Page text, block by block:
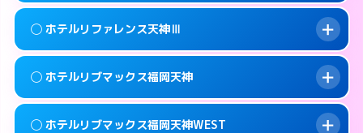
info このホテルの詳細ページを見る →
info このホテルの詳細ページを見る →
案内方法:
カードキーにつきホテルの入り口で
待ち合わせ。
info このホテルの詳細ページを見る →
案内方法: 女性が直接お部屋まで伺います。
smartphone 092-524-7588
map 福岡市中央区大宮1-1-24
◯ ホテルリファレンス天神Ⅲ
案内方法: 女性が直接お部屋まで伺います。
◯ ホテルリブマックス福岡天神
◯ ホテルリブマックス福岡天神WEST